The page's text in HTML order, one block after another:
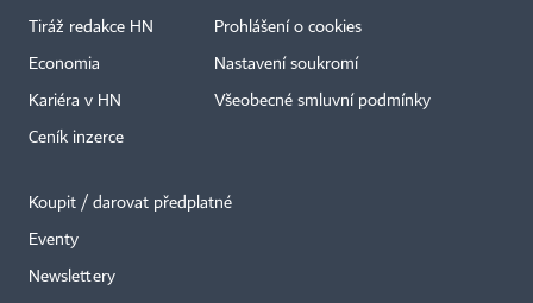
Tiráž redakce HN
Economia
Kariéra v HN
Ceník inzerce
Prohlášení o cookies
Nastavení soukromí
Všeobecné smluvní podmínky
Koupit / darovat předplatné
Eventy
Newslettery